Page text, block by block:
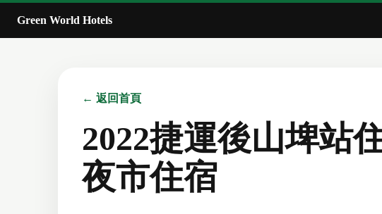
Green World Hotels
← 返回首頁
2022捷運後山埤站
夜市住宿